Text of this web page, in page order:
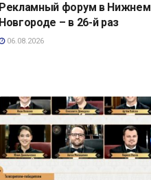
Рекламный форум в Нижнем
Новгороде – в 26-й раз
06.08.2026